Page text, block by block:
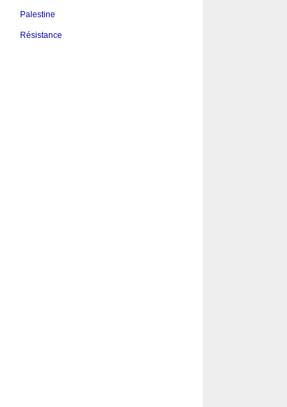
Palestine
Résistance